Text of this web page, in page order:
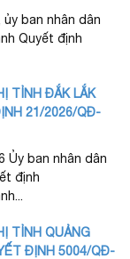
ủy ban nhân dân
Quyết định
TỈNH ĐẮK LẮK
21/2026/QĐ-
Ủy ban nhân dân
định
TỈNH QUẢNG
ĐỊNH 5004/QĐ-